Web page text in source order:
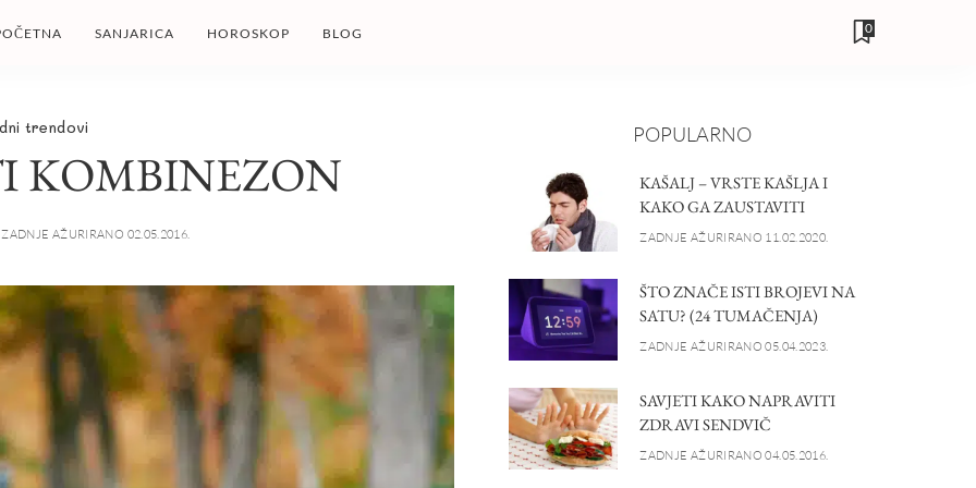
SANJARICA HOROSKOP BLOG 0
trendovi
KOMBINEZON
ZADNJE AŽURIRANO 02.05.2016.
POPULARNO
KAŠALJ – VRSTE KAŠLJA I
KAKO GA ZAUSTAVITI
ZADNJE AŽURIRANO 11.02.2020.
ŠTO ZNAČE ISTI BROJEVI NA
SATU? (24 TUMAČENJA)
ZADNJE AŽURIRANO 05.04.2023.
SAVJETI KAKO NAPRAVITI
ZDRAVI SENDVIČ
ZADNJE AŽURIRANO 04.05.2016.